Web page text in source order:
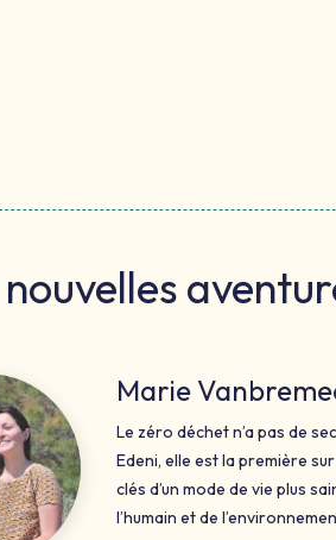
Marie
Le zéro déchet n’a pas de
Edeni, elle est la première
clés d’un mode de vie plus
l’humain et de